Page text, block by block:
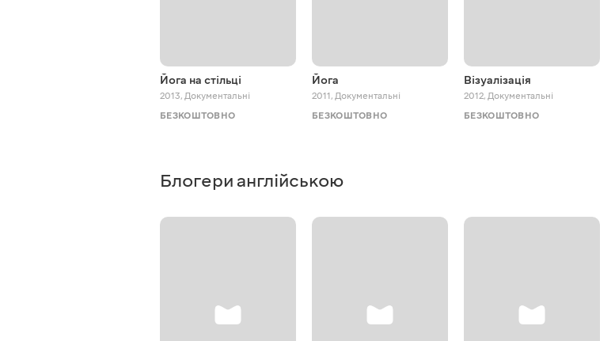
Йога на стільці
2013, Документальні
БЕЗКОШТОВНО
Йога
2011, Документальні
БЕЗКОШТОВНО
Візуалізація
2012, Документальні
БЕЗКОШТОВНО
Блогери англійською